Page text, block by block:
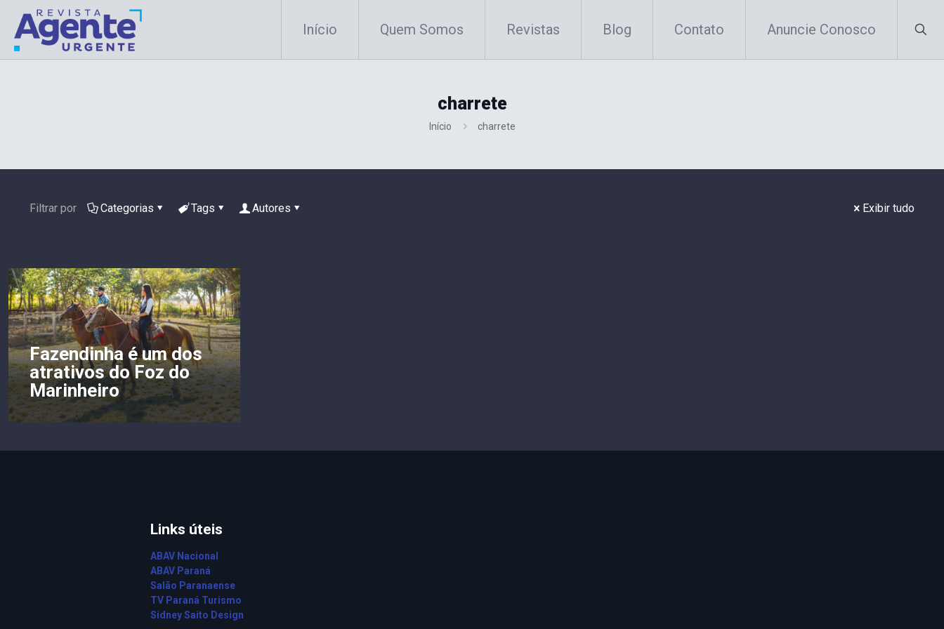
Início Quem Somos Revistas Blog Contato Anuncie Conosco
charrete
Início charrete
Filtrar por Categorias Tags Autores Exibir tudo
Fazendinha é um dos
atrativos do Foz do
Marinheiro
Links úteis
ABAV Nacional
ABAV Paraná
Salão Paranaense
TV Paraná Turismo
Sidney Saito Design